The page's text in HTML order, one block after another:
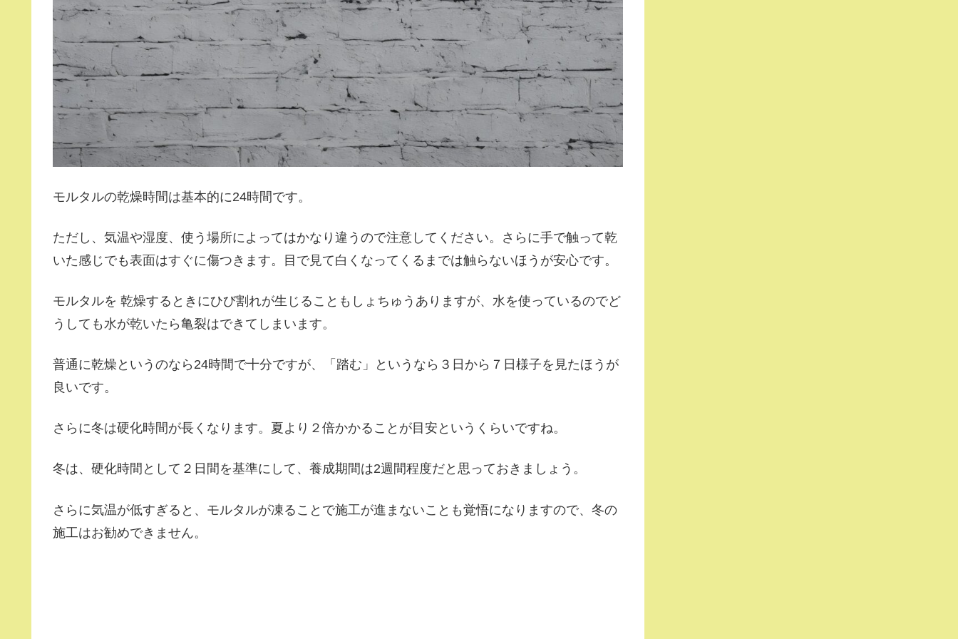
モルタルの乾燥時間は基本的に24時間です。
ただし、気温や湿度、使う場所によってはかなり違うので注意してください。さらに手で触って乾
いた感じでも表面はすぐに傷つきます。目で見て白くなってくるまでは触らないほうが安心です。
モルタルを 乾燥するときにひび割れが生じることもしょちゅうありますが、水を使っているのでど
うしても水が乾いたら亀裂はできてしまいます。
普通に乾燥というのなら24時間で十分ですが、「踏む」というなら３日から７日様子を見たほうが
良いです。
さらに冬は硬化時間が長くなります。夏より２倍かかることが目安というくらいですね。
冬は、硬化時間として２日間を基準にして、養成期間は2週間程度だと思っておきましょう。
さらに気温が低すぎると、モルタルが凍ることで施工が進まないことも覚悟になりますので、冬の
施工はお勧めできません。